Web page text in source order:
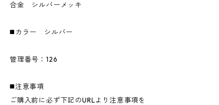
合金 シルバーメッキ
◼️カラー シルバー
管理番号：126
◼️注意事項
ご購入前に必ず下記のURLより注意事項を